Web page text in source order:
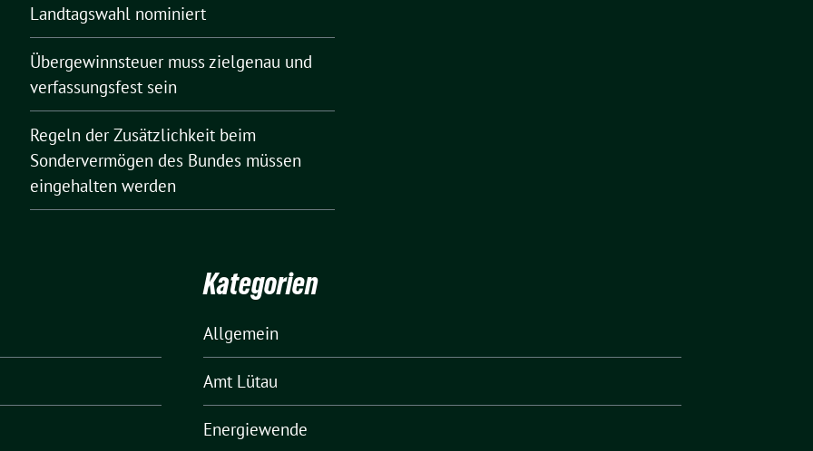
Landtagswahl nominiert
Übergewinnsteuer muss zielgenau und
verfassungsfest sein
Regeln der Zusätzlichkeit beim
Sondervermögen des Bundes müssen
eingehalten werden
Kategorien
Allgemein
Amt Lütau
Energiewende